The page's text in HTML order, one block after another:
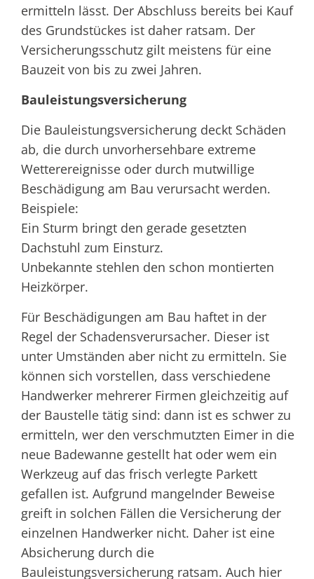
ermitteln lässt. Der Abschluss bereits bei Kauf
des Grundstückes ist daher ratsam. Der
Versicherungsschutz gilt meistens für eine
Bauzeit von bis zu zwei Jahren.
Bauleistungsversicherung
Die Bauleistungsversicherung deckt Schäden
ab, die durch unvorhersehbare extreme
Wetterereignisse oder durch mutwillige
Beschädigung am Bau verursacht werden.
Beispiele:
Ein Sturm bringt den gerade gesetzten
Dachstuhl zum Einsturz.
Unbekannte stehlen den schon montierten
Heizkörper.
Für Beschädigungen am Bau haftet in der
Regel der Schadensverursacher. Dieser ist
unter Umständen aber nicht zu ermitteln. Sie
können sich vorstellen, dass verschiedene
Handwerker mehrerer Firmen gleichzeitig auf
der Baustelle tätig sind: dann ist es schwer zu
ermitteln, wer den verschmutzten Eimer in die
neue Badewanne gestellt hat oder wem ein
Werkzeug auf das frisch verlegte Parkett
gefallen ist. Aufgrund mangelnder Beweise
greift in solchen Fällen die Versicherung der
einzelnen Handwerker nicht. Daher ist eine
Absicherung durch die
Bauleistungsversicherung ratsam. Auch hier